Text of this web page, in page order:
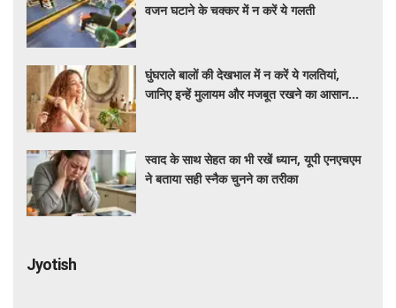
वजन घटाने के चक्कर में न करें ये गलती
घुंघराले बालों की देखभाल में न करें ये गलतियां,
जानिए इन्हें मुलायम और मजबूत रखने का आसान
स्वाद के साथ सेहत का भी रखें ध्यान, यूपी एनएचएम
ने बताया सही स्नैक चुनने का तरीका
Jyotish